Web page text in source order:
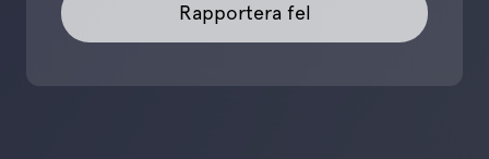
Rapportera fel